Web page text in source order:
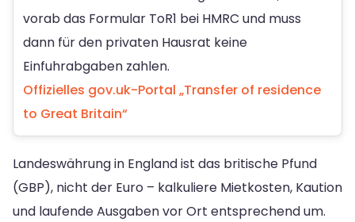
vorab das Formular ToR1 bei HMRC und muss
dann für den privaten Hausrat keine
Einfuhrabgaben zahlen.
Offizielles gov.uk-Portal „Transfer of residence
to Great Britain“
Landeswährung in England ist das britische Pfund
(GBP), nicht der Euro – kalkuliere Mietkosten, Kaution
und laufende Ausgaben vor Ort entsprechend um.